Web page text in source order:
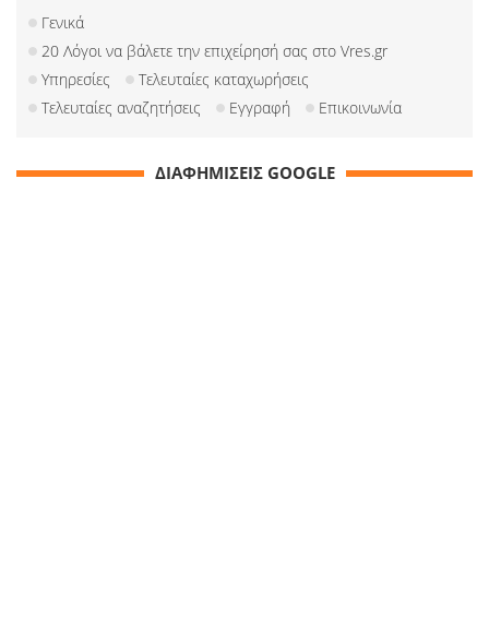
Γενικά
20 Λόγοι να βάλετε την επιχείρησή σας στο Vres.gr
Υπηρεσίες
Τελευταίες καταχωρήσεις
Τελευταίες αναζητήσεις
Εγγραφή Επικοινωνία
ΔΙΑΦΗΜΙΣΕΙΣ GOOGLE